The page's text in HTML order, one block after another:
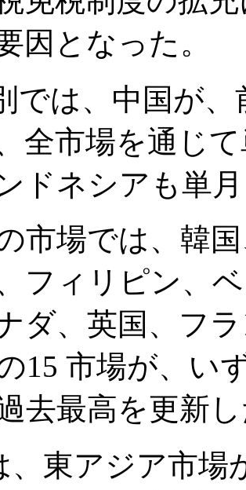
因となった。
では、中国が、
全市場を通じ
ドネシアも単
市場では、韓
フィリピン、
ダ、英国、フ
15 市場が、い
去最高を更新
、東アジア市場